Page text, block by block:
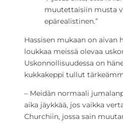
muutettaisiin musta
epärealistinen.”
Hassisen mukaan on aivan
loukkaa meissä olevaa
Uskonnollisuudessa on
kukkakeppi tullut
– Meidän normaali
aika jäykkää, jos vaikka
Churchiin, jossa sain